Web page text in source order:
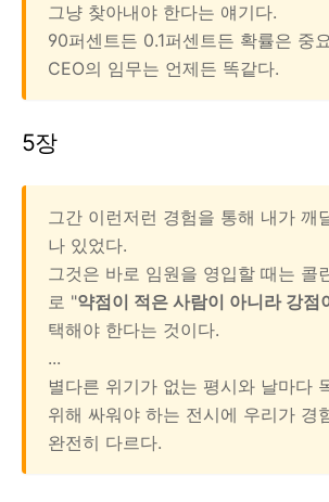
그냥 찾아내야 한다는 얘기다.
90퍼센트든 0.1퍼센트든 확률은 중
CEO의 임무는 언제든 똑같다.
5장
그간 이런저런 경험을 통해 내가 깨
나 있었다.
그것은 바로 임원을 영입할 때는 콜
로 "약점이 적은 사람이 아니라 강점
택해야 한다는 것이다.
...
별다른 위기가 없는 평시와 날마다
위해 싸워야 하는 전시에 우리가 경
완전히 다르다.